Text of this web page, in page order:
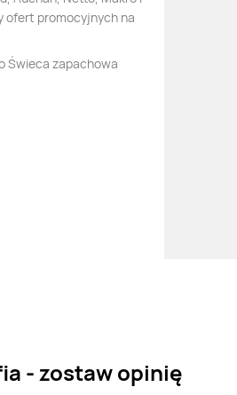
ofert promocyjnych na
Świeca zapachowa
- zostaw opinię